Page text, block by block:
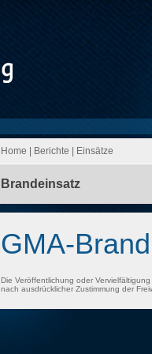
Home Berichte Einsätze
Brandeinsatz
GMA-Brand
Die Veröffentlichung oder
nach ausdrücklicher Zustimmung der